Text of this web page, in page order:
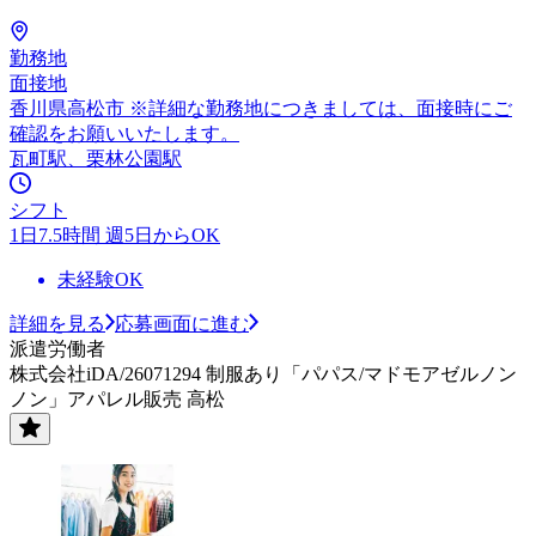
勤務地
面接地
香川県高松市 ※詳細な勤務地につきましては、面接時にご
確認をお願いいたします。
瓦町駅、栗林公園駅
シフト
1日7.5時間 週5日からOK
未経験OK
詳細を見る
応募画面に進む
派遣労働者
株式会社iDA/26071294 制服あり「パパス/マドモアゼルノン
ノン」アパレル販売 高松